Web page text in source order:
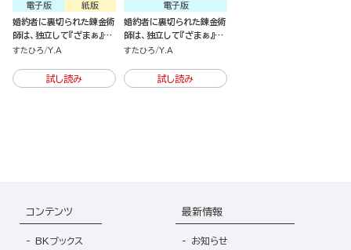
紙版
電子版
婚約者に裏切られた錬金術
師は、独立して『ざまぁ』し
ます
すたひろ Y.A
試し読み
電子版
婚約者に裏切られた錬金術
師は、独立して『ざまぁ』し
ます（分冊版）
すたひろ Y.A
試し読み
コンテンツ
BKブックス
最新情報
お知らせ